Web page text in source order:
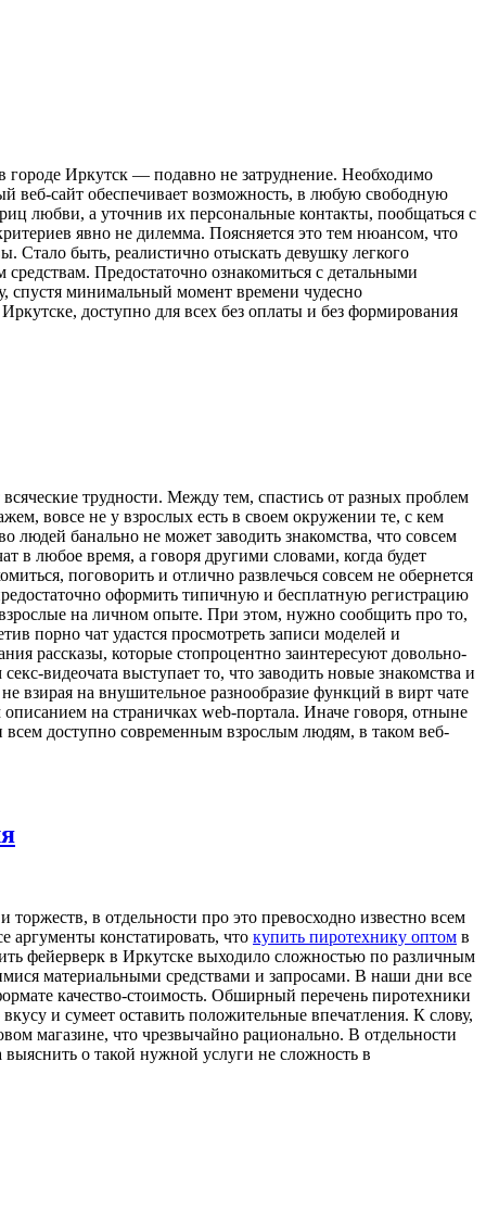
Иркутск — подавно не затруднение. Необходимо
веб-сайт обеспечивает возможность, в любую свободную
любви, а уточнив их персональные контакты, пообщаться с
явно не дилемма. Поясняется это тем нюансом, что
Стало быть, реалистично отыскать девушку легкого
Предостаточно ознакомиться с детальными
спустя минимальный момент времени чудесно
доступно для всех без оплаты и без формирования
трудности. Между тем, спастись от разных проблем
вовсе не у взрослых есть в своем окружении те, с кем
банально не может заводить знакомства, что совсем
в любое время, а говоря другими словами, когда будет
поговорить и отлично развлечься совсем не обернется
оформить типичную и бесплатную регистрацию
на личном опыте. При этом, нужно сообщить про то,
порно чат удастся просмотреть записи моделей и
рассказы, которые стопроцентно заинтересуют довольно-
видеочата выступает то, что заводить новые знакомства и
взирая на внушительное разнообразие функций в вирт чате
на страничках web-портала. Иначе говоря, отныне
всем доступно современным взрослым людям, в таком веб-
в отдельности про это превосходно известно всем
констатировать, что купить пиротехнику оптом в
фейерверк в Иркутске выходило сложностью по различным
материальными средствами и запросами. В наши дни все
качество-стоимость. Обширный перечень пиротехники
и сумеет оставить положительные впечатления. К слову,
магазине, что чрезвычайно рационально. В отдельности
о такой нужной услуги не сложность в